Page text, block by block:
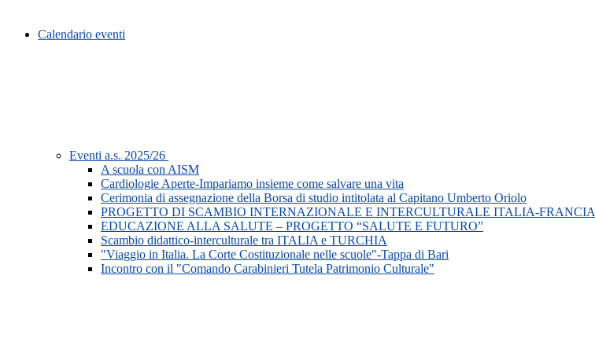
Calendario eventi
Eventi a.s. 2025/26
A scuola con AISM
Cardiologie Aperte-Impariamo insieme come salvare una vita
Cerimonia di assegnazione della Borsa di studio intitolata al Capitano Umberto Oriolo
PROGETTO DI SCAMBIO INTERNAZIONALE E INTERCULTURALE ITALIA-FRANCIA
EDUCAZIONE ALLA SALUTE – PROGETTO “SALUTE E FUTURO”
Scambio didattico-interculturale tra ITALIA e TURCHIA
"Viaggio in Italia. La Corte Costituzionale nelle scuole"-Tappa di Bari
Incontro con il "Comando Carabinieri Tutela Patrimonio Culturale"